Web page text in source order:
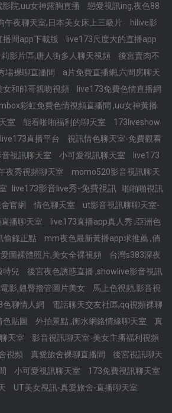
院,uu女神露胸直播
戀愛視訊ing,夜色88
午夜聊天室,日本美女床上三級片
hilive影
播間app下載版
live173尺度大的直播app
影片區,唐人街多人聊天視頻
後宮賣肉不
場裸聊直播間
a片免費直播網,六間房聊天
女和帥哥親吻視頻
live173免費色情直播網
彩虹免費色情視頻直播間 ,uu女神黃播
室 能看啪啪福利的聊天室
173liveshow
live173直播平台
視訊情色聊天室-免費觀看
視訊聊天室 小可愛視訊聊天室
live173
夜秀視頻聊天室
momo520影音視訊聊天
live173影音live秀-免費視訊 啪啪啪視訊
官網 情色聊天室
ut影音視訊聊聊天室-
播聊天室
live173直播app真人秀 ,亞洲色
偷錄正點
mm夜色最新黃播app求推薦 ,俏
圖裸體照片,美女全裸視頻
台灣s383深夜
特兒
後宮夜色誘惑直播 ,showlive影音視訊
影,翹臀擼管圖片美女
馬上色視頻,影音視
色聊情人網
電話聊天交友社區,qq視頻裸聊
色貼圖 外拍景點 ,衡水網絡情緣聊天室
真
天室
影音視訊聊天室-美女主播福利視頻
視頻 真愛旅舍裸聊直播間
後宮視訊聊天
小可愛視訊聊天室
173免費視訊聊天室
UT美女視訊-真愛旅舍-直播聊天室